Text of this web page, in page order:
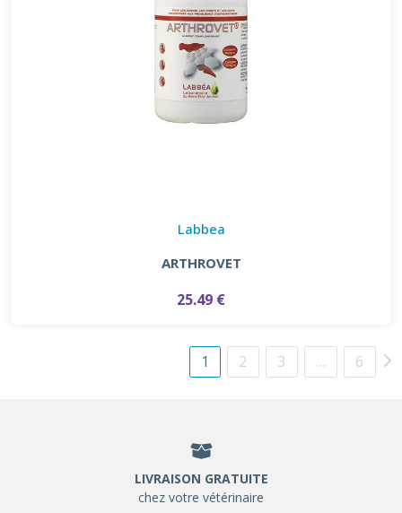
Labbea
ARTHROVET
25.49 €
1 2 3 … 6
LIVRAISON GRATUITE
chez votre vétérinaire